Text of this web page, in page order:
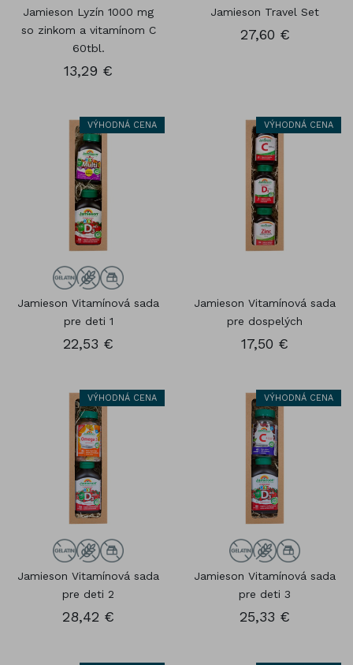
Jamieson Lyzín 1000 mg
so zinkom a vitamínom C
60tbl.
13,29 €
Jamieson Travel Set
27,60 €
VÝHODNÁ CENA
Jamieson Vitamínová sada
pre deti 1
22,53 €
VÝHODNÁ CENA
Jamieson Vitamínová sada
pre dospelých
17,50 €
VÝHODNÁ CENA
Jamieson Vitamínová sada
pre deti 2
28,42 €
VÝHODNÁ CENA
Jamieson Vitamínová sada
pre deti 3
25,33 €